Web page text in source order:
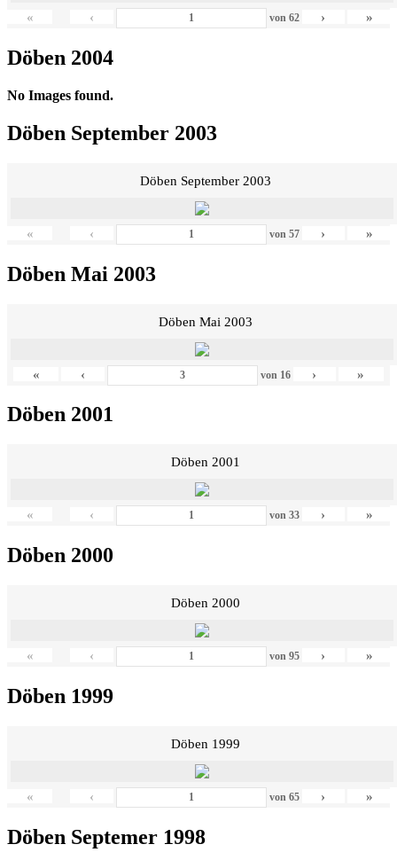
« ‹ von 62 › »
Döben 2004
No Images found.
Döben September 2003
Döben September 2003
« ‹ von 57 › »
Döben Mai 2003
Döben Mai 2003
« ‹ von 16 › »
Döben 2001
Döben 2001
« ‹ von 33 › »
Döben 2000
Döben 2000
« ‹ von 95 › »
Döben 1999
Döben 1999
« ‹ von 65 › »
Döben Septemer 1998